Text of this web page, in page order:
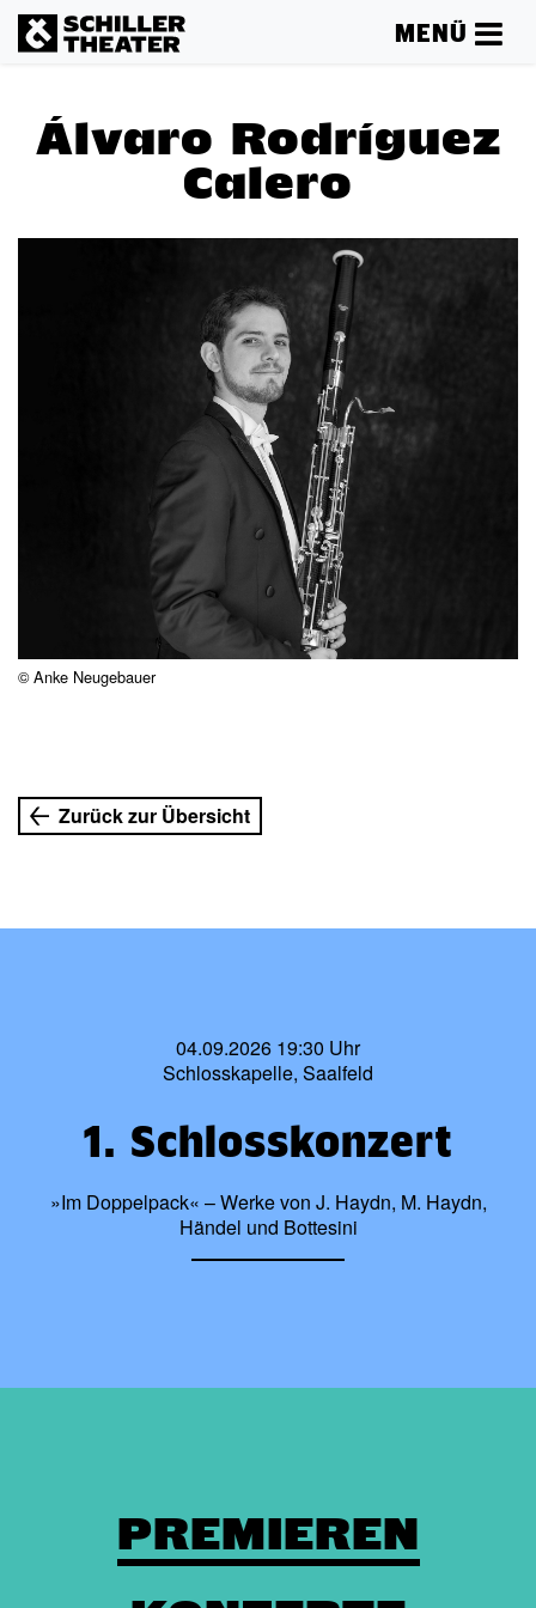
MENÜ
Álvaro Rodríguez
Calero
© Anke Neugebauer
Zurück zur Übersicht
04.09.2026 19:30 Uhr
Schlosskapelle, Saalfeld
1. Schlosskonzert
»Im Doppelpack« – Werke von J. Haydn, M. Haydn,
Händel und Bottesini
PREMIEREN